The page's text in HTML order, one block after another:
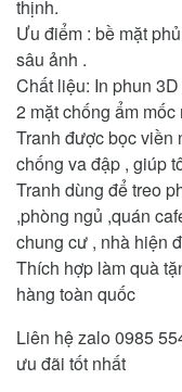
thịnh.
Ưu điểm : bề mặt
sâu ảnh .
Chất liệu: In phun
2 mặt chống ẩm
Tranh được bọc viền
chống va đập , giúp
Tranh dùng để treo
,phòng ngủ ,quán
chung cư , nhà hiện
Thích hợp làm quà
hàng toàn quốc
Liên hệ zalo 0985
ưu đãi tốt nhất